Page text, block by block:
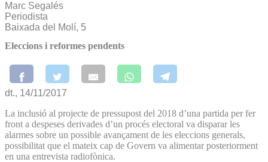
Marc Segalés
Periodista
Baixada del Molí, 5
Eleccions i reformes pendents
dt., 14/11/2017
La inclusió al projecte de pressupost del 2018 d’una partida per fer
front a despeses derivades d’un procés electoral va disparar les
alarmes sobre un possible avançament de les eleccions generals,
possibilitat que el mateix cap de Govern va alimentar posteriorment
en una entrevista radiofònica.